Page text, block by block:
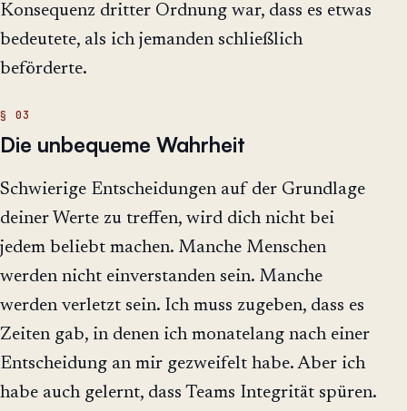
Konsequenz dritter Ordnung war, dass es etwas
bedeutete, als ich jemanden schließlich
beförderte.
Die unbequeme Wahrheit
Schwierige Entscheidungen auf der Grundlage
deiner Werte zu treffen, wird dich nicht bei
jedem beliebt machen. Manche Menschen
werden nicht einverstanden sein. Manche
werden verletzt sein. Ich muss zugeben, dass es
Zeiten gab, in denen ich monatelang nach einer
Entscheidung an mir gezweifelt habe. Aber ich
habe auch gelernt, dass Teams Integrität spüren.